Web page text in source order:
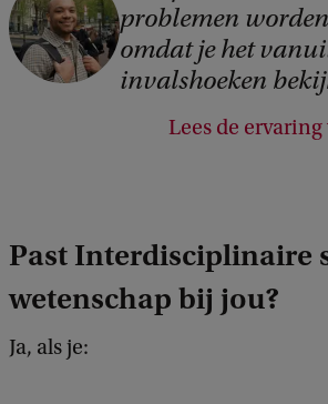
problemen
omdat je het
invalshoeken
Lees de
Past Interdisciplinaire
wetenschap bij jou?
Ja, als je: